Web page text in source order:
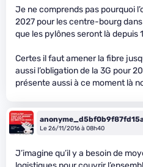
Je ne comprends pas pourquoi
2027 pour les centre-bourg
que les pylônes seront là depuis
Certes il faut amener la fibre
aussi l’obligation de la 3G pour
présente aussi à ce moment là
Le 26/11/2016 à 08h40
J’imagine qu’il y a besoin de